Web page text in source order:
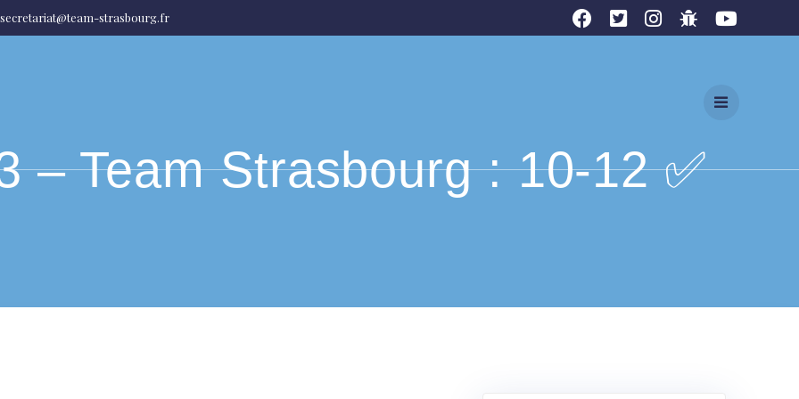
secretariat@team-strasbourg.fr
– Team Strasbourg : 10-12 ✅